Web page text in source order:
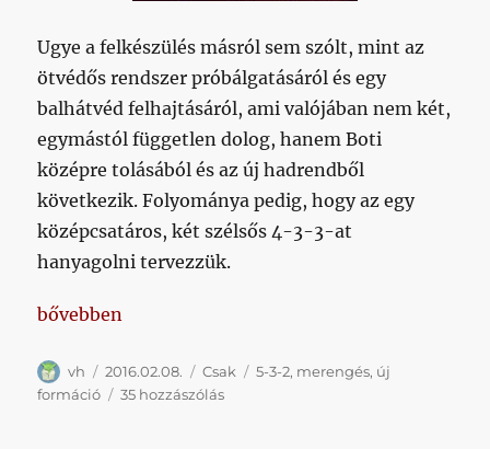
Ugye a felkészülés másról sem szólt, mint az
ötvédős rendszer próbálgatásáról és egy
balhátvéd felhajtásáról, ami valójában nem két,
egymástól független dolog, hanem Boti
középre tolásából és az új hadrendből
következik. Folyománya pedig, hogy az egy
középcsatáros, két szélsős 4-3-3-at
hanyagolni tervezzük.
„Vajon bevállalja Rossi tavaszra az ötvédős
bővebben
Szerző
vh Közzétéve
2016.02.08. Kategória
Csak Címke
5-3-2, merengés, új
formáció
35 hozzászólásVajon